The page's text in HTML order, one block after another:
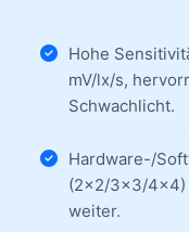
Hohe
mV/lx/s,
Schwachlicht.
Hardware-/
(2×2/3×3/4×4)
weiter.